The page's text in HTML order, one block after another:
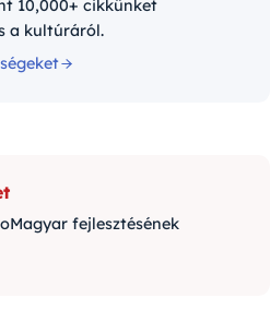
10,000+ cikkünket
a kultúráról.
fejlesztésének